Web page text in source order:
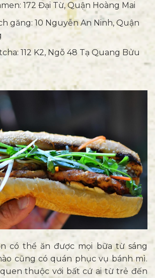
172 Đại Từ, Quận Hoàng Mai
găng: 10 Nguyễn An Ninh, Quận
112 K2, Ngõ 48 Tạ Quang Bửu
có thể ăn được mọi bữa từ sáng
cũng có quán phục vụ bánh mì.
thuộc với bất cứ ai từ trẻ đến